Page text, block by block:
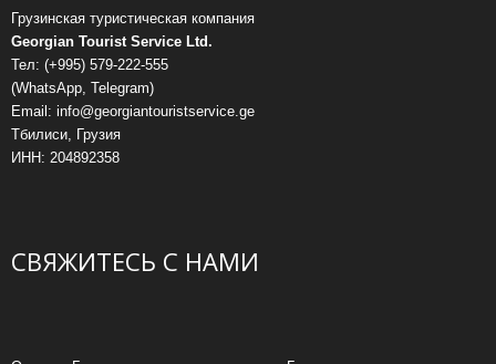
Грузинская туристическая компания
Georgian Tourist Service Ltd.
Тел: (+995) 579-222-555
(WhatsApp, Telegram)
Email: info@georgiantouristservice.ge
Тбилиси, Грузия
ИНН: 204892358
СВЯЖИТЕСЬ С НАМИ